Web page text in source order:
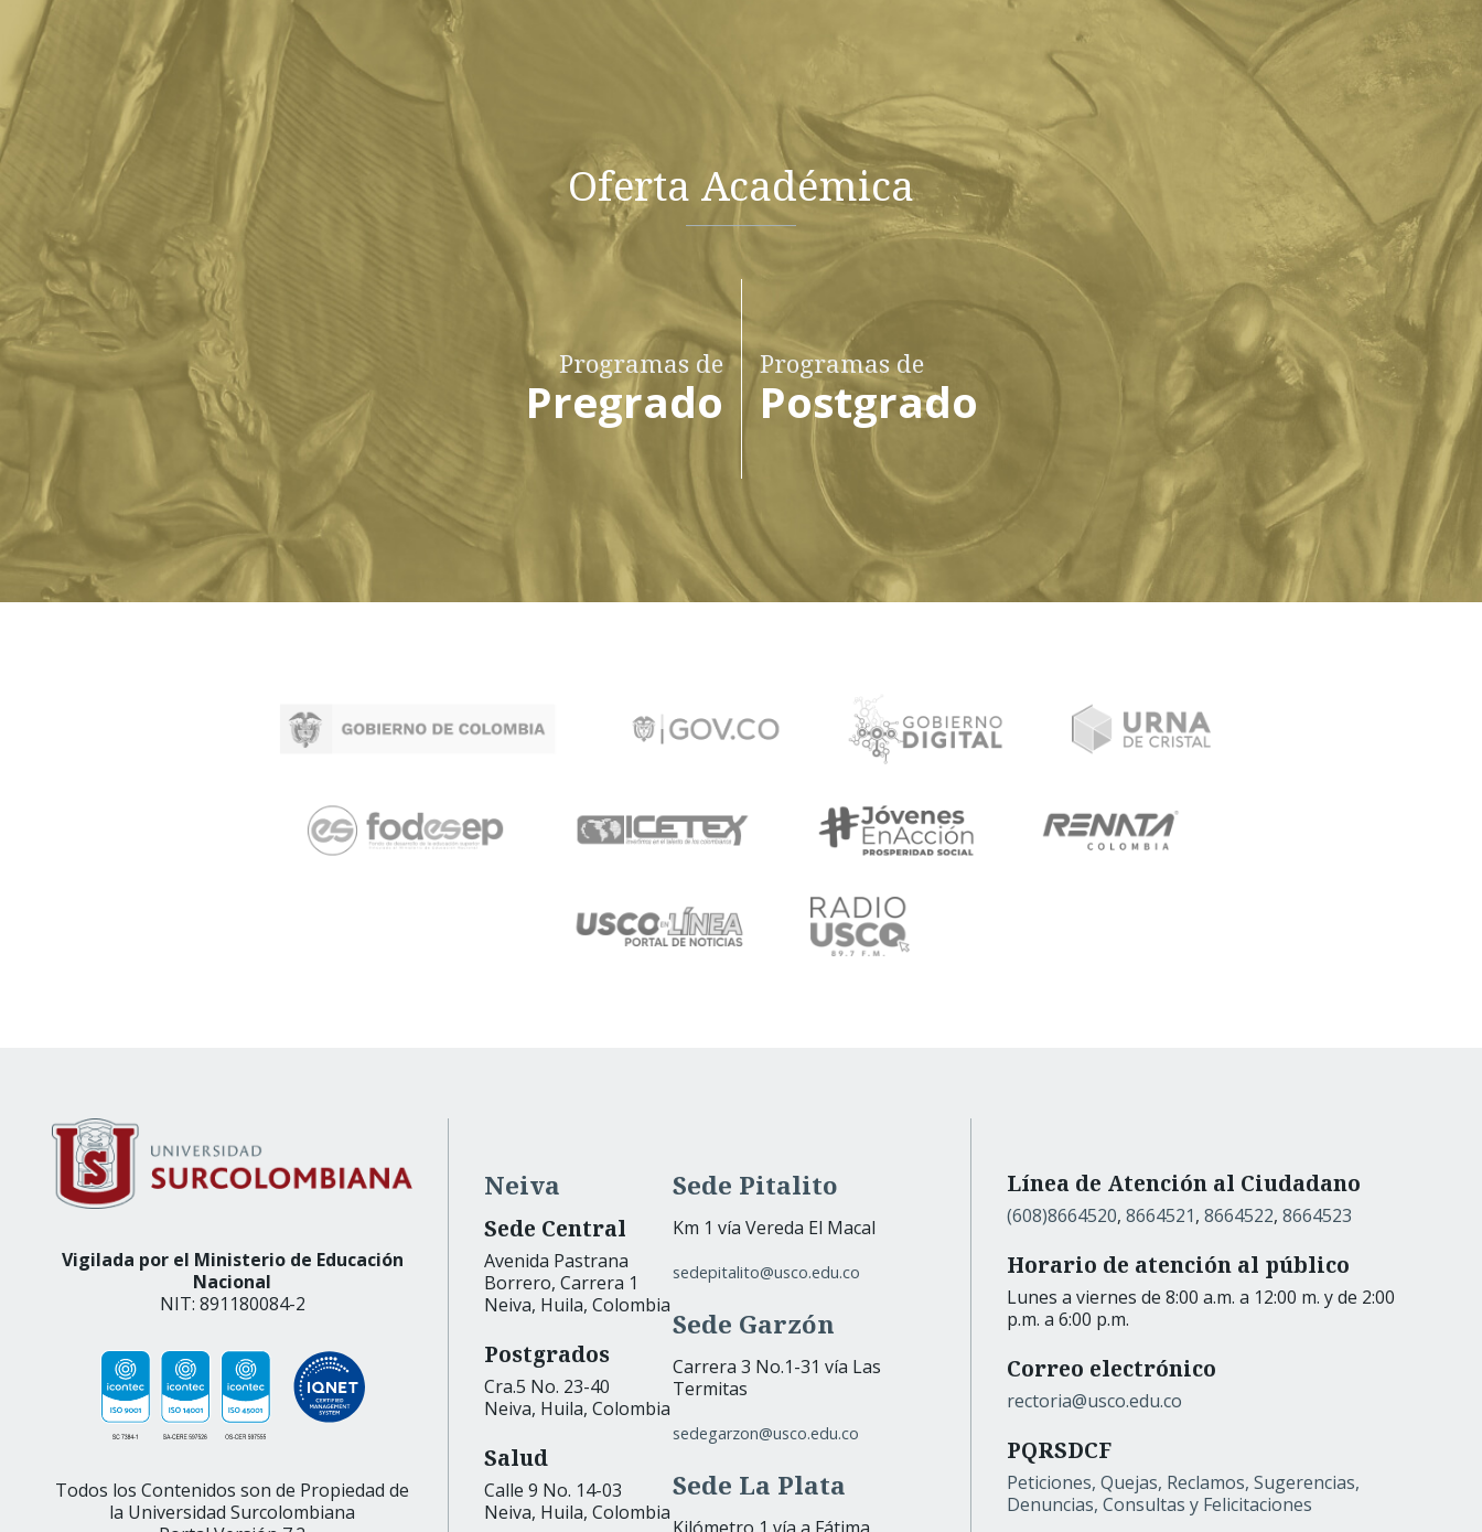
Oferta Académica
Programas de
Pregrado
Programas de
Postgrado
Vigilada por el Ministerio de Educación
Nacional
NIT: 891180084-2
Todos los Contenidos son de Propiedad de
la Universidad Surcolombiana
Neiva
Sede Central
Avenida Pastrana
Borrero, Carrera 1
Neiva, Huila, Colombia
Postgrados
Cra.5 No. 23-40
Neiva, Huila, Colombia
Salud
Calle 9 No. 14-03
Neiva, Huila, Colombia
Sede Pitalito
Km 1 vía Vereda El Macal
sedepitalito@usco.edu.co
Sede Garzón
Carrera 3 No.1-31 vía Las
Termitas
sedegarzon@usco.edu.co
Sede La Plata
Kilómetro 1 vía a Fátima,
Línea de Atención al Ciudadano
(608)8664520, 8664521, 8664522, 8664523
Horario de atención al público
Lunes a viernes de 8:00 a.m. a 12:00 m. y de 2:00
p.m. a 6:00 p.m.
Correo electrónico
rectoria@usco.edu.co
PQRSDCF
Peticiones, Quejas, Reclamos, Sugerencias,
Denuncias, Consultas y Felicitaciones